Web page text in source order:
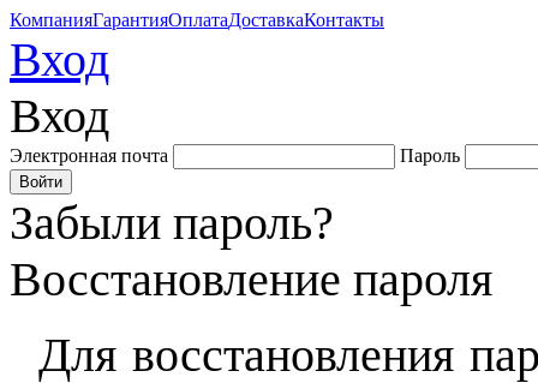
КомпанияГарантияОплатаДоставкаКонтакты
Вход
Вход
Электронная почта Пароль
Забыли пароль?
Восстановление пароля
Для восстановления